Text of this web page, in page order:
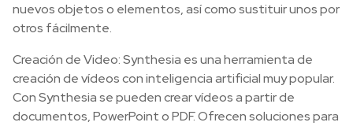
nuevos objetos o elementos, así como sustituir unos por
otros fácilmente.
Creación de Video: Synthesia es una herramienta de
creación de vídeos con inteligencia artificial muy popular.
Con Synthesia se pueden crear vídeos a partir de
documentos, PowerPoint o PDF. Ofrecen soluciones para